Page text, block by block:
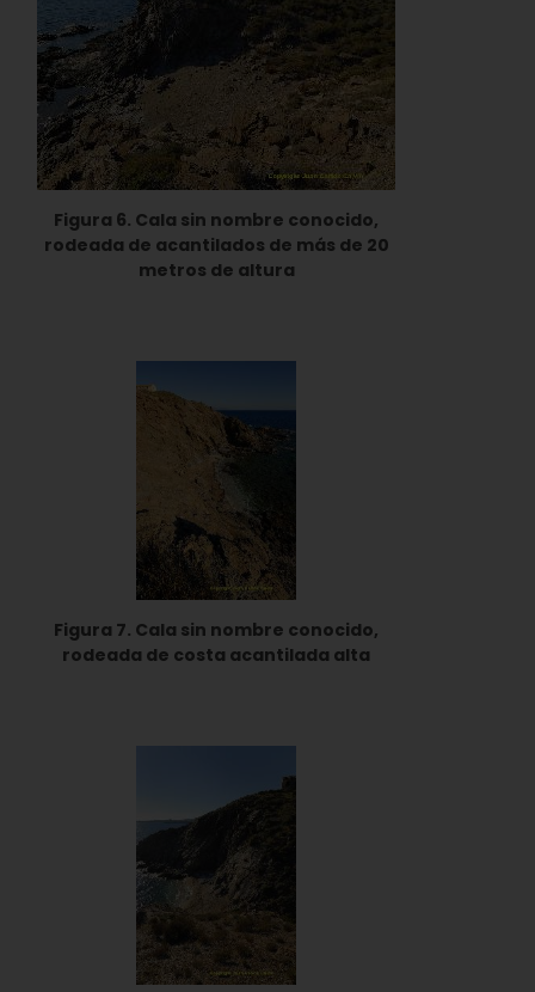
Figura 6. Cala sin nombre conocido,
rodeada de acantilados de más de 20
metros de altura
Figura 7. Cala sin nombre conocido,
rodeada de costa acantilada alta